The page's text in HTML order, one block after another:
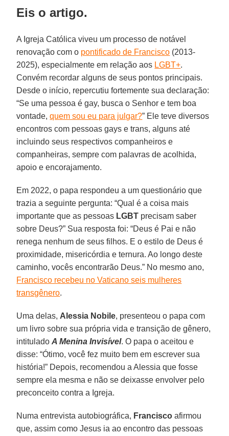
Eis o artigo.
A Igreja Católica viveu um processo de notável
renovação com o pontificado de Francisco (2013-
2025), especialmente em relação aos LGBT+.
Convém recordar alguns de seus pontos principais.
Desde o início, repercutiu fortemente sua declaração:
“Se uma pessoa é gay, busca o Senhor e tem boa
vontade,quem sou eu para julgar?” Ele teve diversos
encontros com pessoas gays e trans, alguns até
incluindo seus respectivos companheiros e
companheiras, sempre com palavras de acolhida,
apoio e encorajamento.
Em 2022, o papa respondeu a um questionário que
trazia a seguinte pergunta: “Qual é a coisa mais
importante que as pessoas LGBT precisam saber
sobre Deus?” Sua resposta foi: “Deus é Pai e não
renega nenhum de seus filhos. E o estilo de Deus é
proximidade, misericórdia e ternura. Ao longo deste
caminho, vocês encontrarão Deus.” No mesmo ano,
Francisco recebeu no Vaticano seis mulheres
transgênero.
Uma delas, Alessia Nobile, presenteou o papa com
um livro sobre sua própria vida e transição de gênero,
intituladoA Menina Invisível. O papa o aceitou e
disse: “Ótimo, você fez muito bem em escrever sua
história!” Depois, recomendou a Alessia que fosse
sempre ela mesma e não se deixasse envolver pelo
preconceito contra a Igreja.
Numa entrevista autobiográfica, Francisco afirmou
que, assim como Jesus ia ao encontro das pessoas